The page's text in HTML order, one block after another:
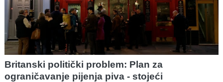
Britanski politički problem: Plan za
ograničavanje pijenja piva - stojeći